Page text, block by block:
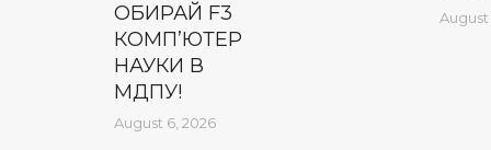
ОБИРАЙ F3
КОМП’ЮТЕРНІ
НАУКИ В
МДПУ!
August 6, 2026
August